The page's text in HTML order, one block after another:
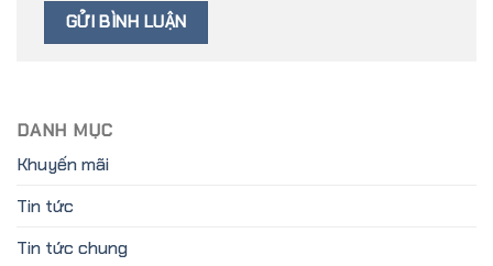
DANH MỤC
Khuyến mãi
Tin tức
Tin tức chung